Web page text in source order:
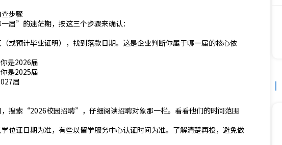
步骤
届”的迷茫期，按这三个步骤来确认：
或预计毕业证明），找到落款日期。这是企业判断你属于哪一届的核心依
是2026届
是2025届
届
搜索“2026校园招聘”，仔细阅读招聘对象那一栏。看看他们的时间范围
位证日期为准，有些以留学服务中心认证时间为准。了解清楚再投，避免做